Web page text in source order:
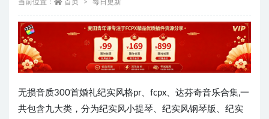
当前位置： 首页 每日更新
无损音质300首婚礼纪实风格pr、fcpx、达芬奇音乐合集,一
共包含九大类，分为纪实风小提琴、纪实风钢琴版、纪实